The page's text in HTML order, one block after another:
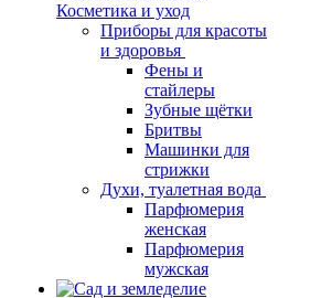
Косметика и уход
Приборы для красоты
и здоровья
Фены и
стайлеры
Зубные щётки
Бритвы
Машинки для
стрижки
Духи, туалетная вода
Парфюмерия
женская
Парфюмерия
мужская